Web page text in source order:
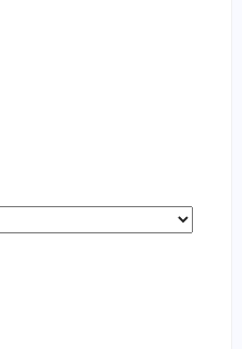
医薬品）】
・犬）
・猫）
・犬）
・猫）
要・犬）
・犬）
）